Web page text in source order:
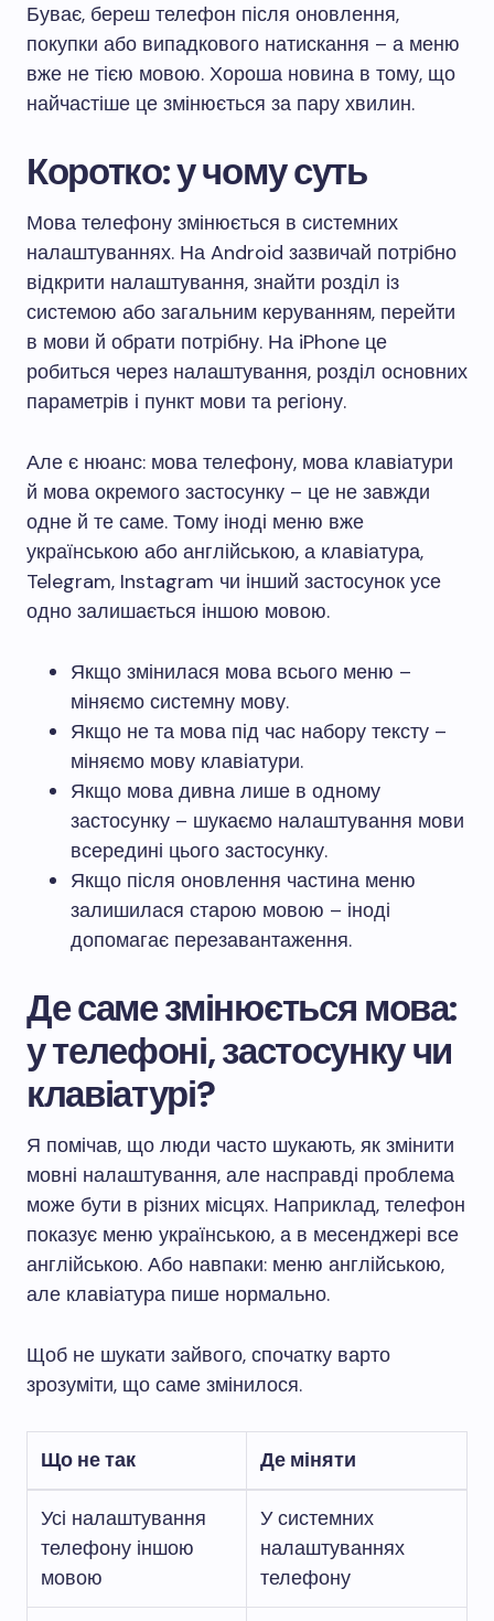
Буває, береш телефон після оновлення,
покупки або випадкового натискання – а меню
вже не тією мовою. Хороша новина в тому, що
найчастіше це змінюється за пару хвилин.
Коротко: у чому суть
Мова телефону змінюється в системних
налаштуваннях. На Android зазвичай потрібно
відкрити налаштування, знайти розділ із
системою або загальним керуванням, перейти
в мови й обрати потрібну. На iPhone це
робиться через налаштування, розділ основних
параметрів і пункт мови та регіону.
Але є нюанс: мова телефону, мова клавіатури
й мова окремого застосунку – це не завжди
одне й те саме. Тому іноді меню вже
українською або англійською, а клавіатура,
Telegram, Instagram чи інший застосунок усе
одно залишається іншою мовою.
Якщо змінилася мова всього меню –
міняємо системну мову.
Якщо не та мова під час набору тексту –
міняємо мову клавіатури.
Якщо мова дивна лише в одному
застосунку – шукаємо налаштування мови
всередині цього застосунку.
Якщо після оновлення частина меню
залишилася старою мовою – іноді
допомагає перезавантаження.
Де саме змінюється мова:
у телефоні, застосунку чи
клавіатурі?
Я помічав, що люди часто шукають, як змінити
мовні налаштування, але насправді проблема
може бути в різних місцях. Наприклад, телефон
показує меню українською, а в месенджері все
англійською. Або навпаки: меню англійською,
але клавіатура пише нормально.
Щоб не шукати зайвого, спочатку варто
зрозуміти, що саме змінилося.
Що не так Де міняти
Усі налаштування
телефону іншою
мовою
У системних
налаштуваннях
телефону